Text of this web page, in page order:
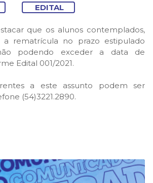
EDITAL
que os alunos contemplados,
a rematrícula no prazo estipulado
podendo exceder a data de
Edital 001/2021.
a este assunto podem ser
(54)3221.2890.